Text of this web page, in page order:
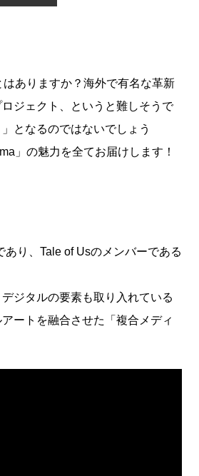
ありますか？海外で有名な革新
ジェクト、というと難しそうで
となるのではないでしょう
」の魅力を全てお届けします！
り、Tale of Usのメンバーである
ジタルの要素も取り入れている
ートを融合させた「複合メディ